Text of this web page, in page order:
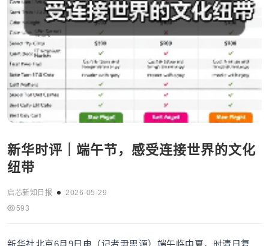
新华时评｜端午节，感受连接世界的文化
纽带
启芯新知日报
2026-05-29
593
新华社北京6月9日电（记者尹思源）端午临中夏，时清日复